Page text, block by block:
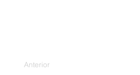
Anterior